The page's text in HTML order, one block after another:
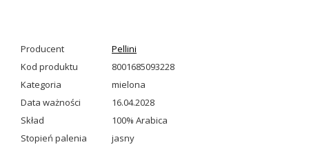
Producent
Pellini
Kod produktu
8001685093228
Kategoria
mielona
Data ważności
16.04.2028
Skład
100% Arabica
Stopień palenia
jasny